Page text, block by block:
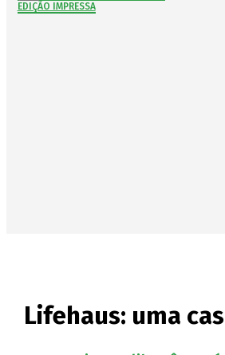
EDIÇÃO IMPRESSA
Lifehaus: uma